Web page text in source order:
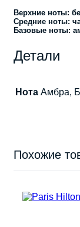
Верхние ноты:
Средние ноты:
Базовые ноты:
Детали
Нота Амбра,
Похожие